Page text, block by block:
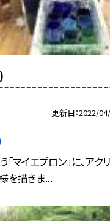
更新日 2022/
マイエプロン」に、アク
を描きま...